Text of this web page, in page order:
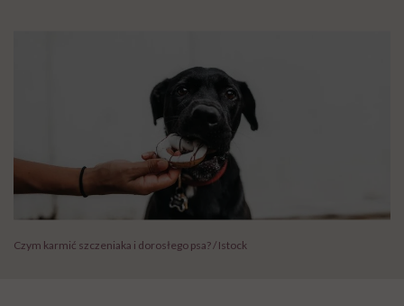
Czym karmić szczeniaka i dorosłego psa? / Istock